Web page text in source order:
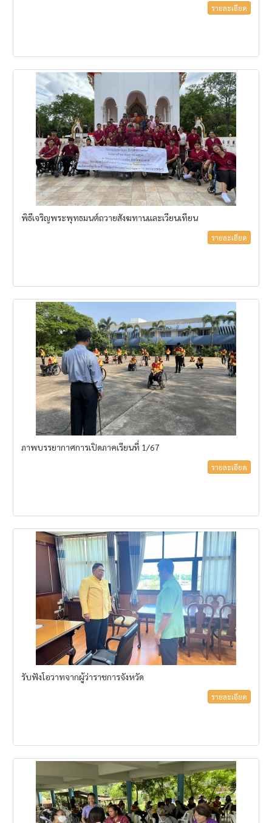
รายละเอียด
พิธีเจริญพระพุทธมนต์ถวายสังฆทานและเวียนเทียน
รายละเอียด
ภาพบรรยากาศการเปิดภาคเรียนที่ 1/67
รายละเอียด
รับฟังโอวาทจากผู้ว่าราชการจังหวัด
รายละเอียด